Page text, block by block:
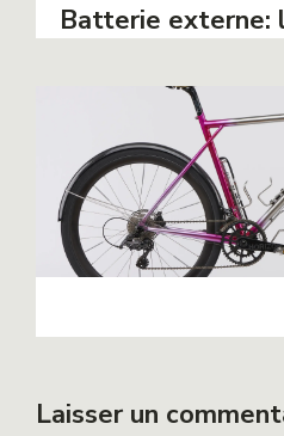
Batterie externe:
Laisser un